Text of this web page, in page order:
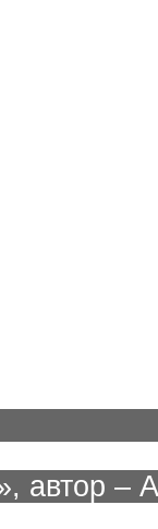
автор –